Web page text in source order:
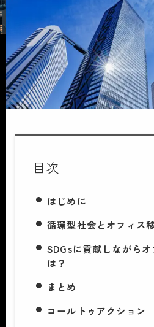
目次
はじめに
循環型社会とオフィス
SDGsに貢献しながら
は？
まとめ
コールトゥアクション